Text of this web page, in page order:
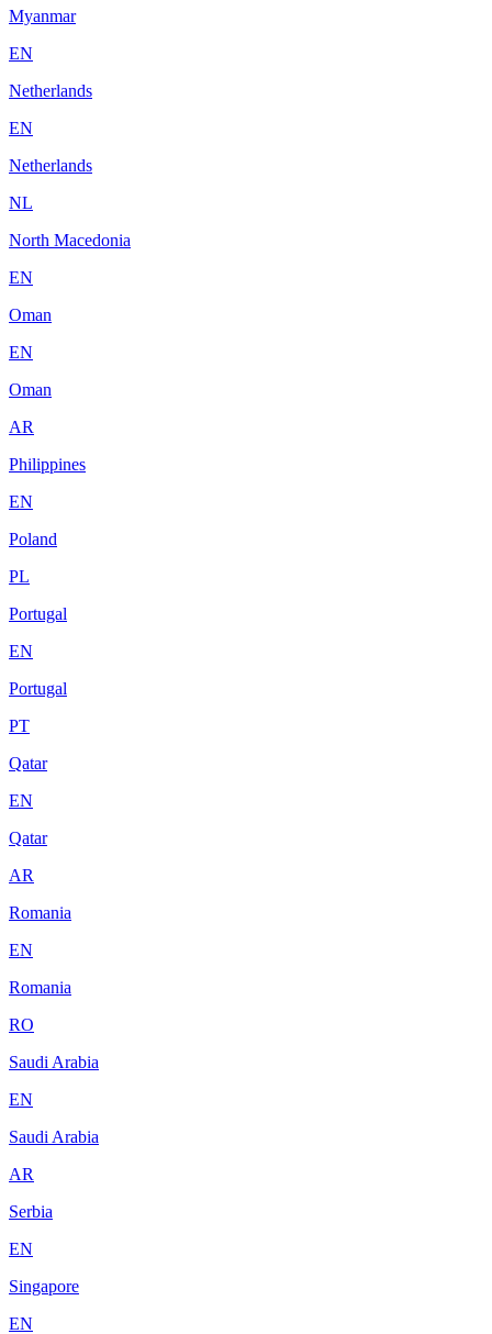
Myanmar
EN
Netherlands
EN
Netherlands
NL
North Macedonia
EN
Oman
EN
Oman
AR
Philippines
EN
Poland
PL
Portugal
EN
Portugal
PT
Qatar
EN
Qatar
AR
Romania
EN
Romania
RO
Saudi Arabia
EN
Saudi Arabia
AR
Serbia
EN
Singapore
EN